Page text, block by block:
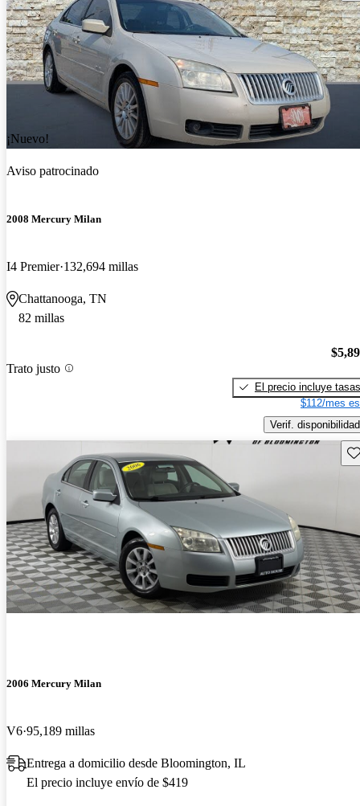
¡Nuevo!
Aviso patrocinado
2008 Mercury Milan
I4 Premier 132,694 millas
Chattanooga, TN
82 millas
Trato justo
El precio incluye tasas
$112/mes
Verif. disponibilidad
2006 Mercury Milan
V6 95,189 millas
Entrega a domicilio desde Bloomington, IL
El precio incluye envío de $419